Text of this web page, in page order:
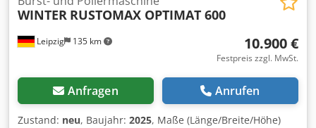
Leipzig 135 km
WINTER RUSTOMAX OPTIMAT 600
10.900 €
Festpreis zzgl. MwSt.
Anfragen Anrufen
Zustand: neu, Baujahr: 2025, Maße (Länge/Breite/Höhe)